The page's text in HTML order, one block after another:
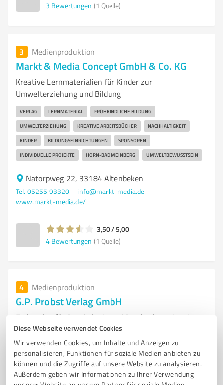
Diese Webseite verwendet Cookies
Wir verwenden Cookies, um Inhalte und Anzeigen zu
personalisieren, Funktionen für soziale Medien anbieten zu
können und die Zugriffe auf unsere Website zu analysieren.
Außerdem geben wir Informationen zu Ihrer Verwendung
3 Bewertungen (1 Quelle)
3 Medienproduktion
Markt & Media Concept GmbH & Co. KG
Kreative Lernmaterialien für Kinder zur
Umwelterziehung und Bildung
VERLAG LERNMATERIAL FRÜHKINDLICHE BILDUNG
UMWELTERZIEHUNG KREATIVE ARBEITSBÜCHER NACHHALTIGKEIT
KINDER BILDUNGSEINRICHTUNGEN SPONSOREN
INDIVIDUELLE PROJEKTE HORN-BAD MEINBERG UMWELTBEWUSSTSEIN
Natorpweg 22, 33184 Altenbeken
Tel. 05255 93320
info@markt-media.de
www.markt-media.de/
3,50 / 5,00
4 Bewertungen (1 Quelle)
4 Medienproduktion
G.P. Probst Verlag GmbH
Fachverlag für Psychologie und Psychotherapie mit
Fokus auf innovative Themen
VERLAG PSYCHOLOGIE PSYCHOTHERAPIE POLYVAGAL-THEORIE
YOGA SOMATISCHE PSYCHOLOGIE FACHLITERATUR
BUCHVERÖFFENTLICHUNGEN GOTTFRIED PROBST ONLINE-KONGRESS